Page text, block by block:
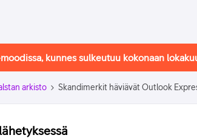
kunnes sulkeutuu kokonaan
arkisto Skandimerkit häviävät Outlook